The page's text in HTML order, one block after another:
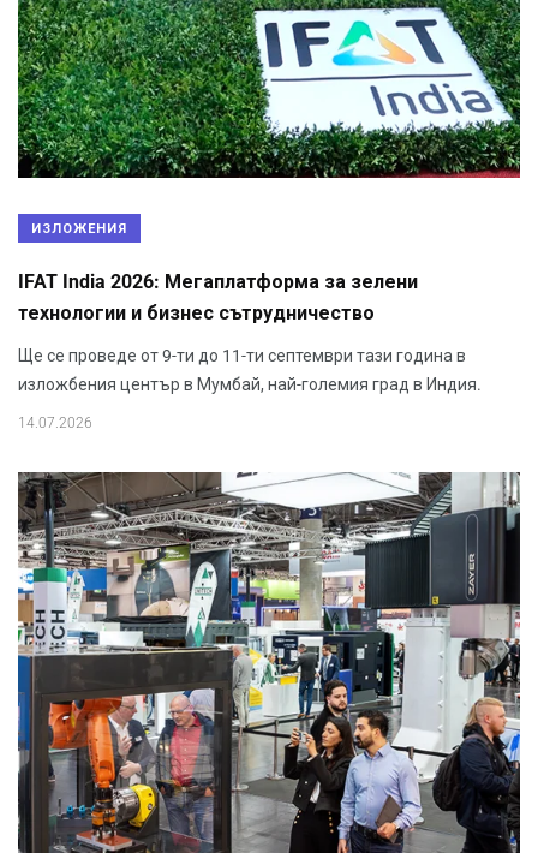
ИЗЛОЖЕНИЯ
IFAT India 2026: Мегаплатформа за зелени
технологии и бизнес сътрудничество
Ще се проведе от 9-ти до 11-ти септември тази година в
изложбения център в Мумбай, най-големия град в Индия.
14.07.2026